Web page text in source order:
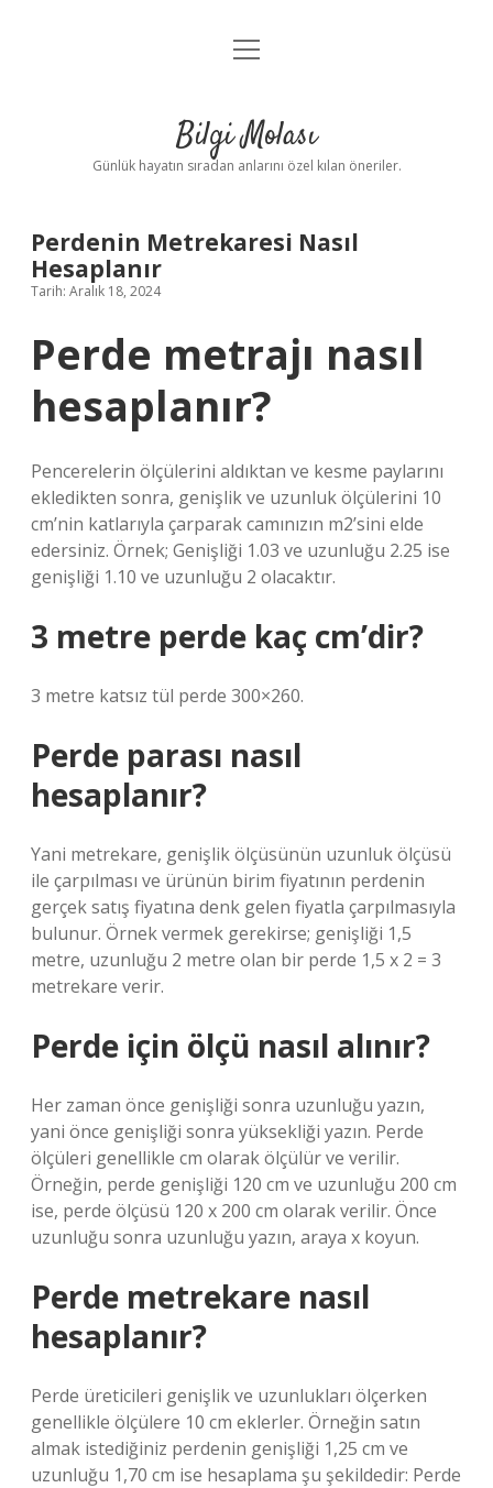
Anasayfa
Yasal Uyarı
menüyü
Bilgi Molası
Günlük hayatın sıradan anlarını özel kılan öneriler.
Perdenin Metrekaresi Nasıl
Hesaplanır
Tarih: Aralık 18, 2024
Perde metrajı nasıl
hesaplanır?
Pencerelerin ölçülerini aldıktan ve kesme paylarını
ekledikten sonra, genişlik ve uzunluk ölçülerini 10
cm’nin katlarıyla çarparak camınızın m2’sini elde
edersiniz. Örnek; Genişliği 1.03 ve uzunluğu 2.25 ise
genişliği 1.10 ve uzunluğu 2 olacaktır.
3 metre perde kaç cm’dir?
3 metre katsız tül perde 300×260.
Perde parası nasıl
hesaplanır?
Yani metrekare, genişlik ölçüsünün uzunluk ölçüsü
ile çarpılması ve ürünün birim fiyatının perdenin
gerçek satış fiyatına denk gelen fiyatla çarpılmasıyla
bulunur. Örnek vermek gerekirse; genişliği 1,5
metre, uzunluğu 2 metre olan bir perde 1,5 x 2 = 3
metrekare verir.
Perde için ölçü nasıl alınır?
Her zaman önce genişliği sonra uzunluğu yazın,
yani önce genişliği sonra yüksekliği yazın. Perde
ölçüleri genellikle cm olarak ölçülür ve verilir.
Örneğin, perde genişliği 120 cm ve uzunluğu 200 cm
ise, perde ölçüsü 120 x 200 cm olarak verilir. Önce
uzunluğu sonra uzunluğu yazın, araya x koyun.
Perde metrekare nasıl
hesaplanır?
Perde üreticileri genişlik ve uzunlukları ölçerken
genellikle ölçülere 10 cm eklerler. Örneğin satın
almak istediğiniz perdenin genişliği 1,25 cm ve
uzunluğu 1,70 cm ise hesaplama şu şekildedir: Perde